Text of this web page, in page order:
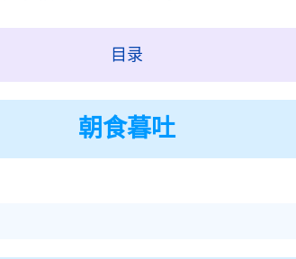
目录
朝食暮吐